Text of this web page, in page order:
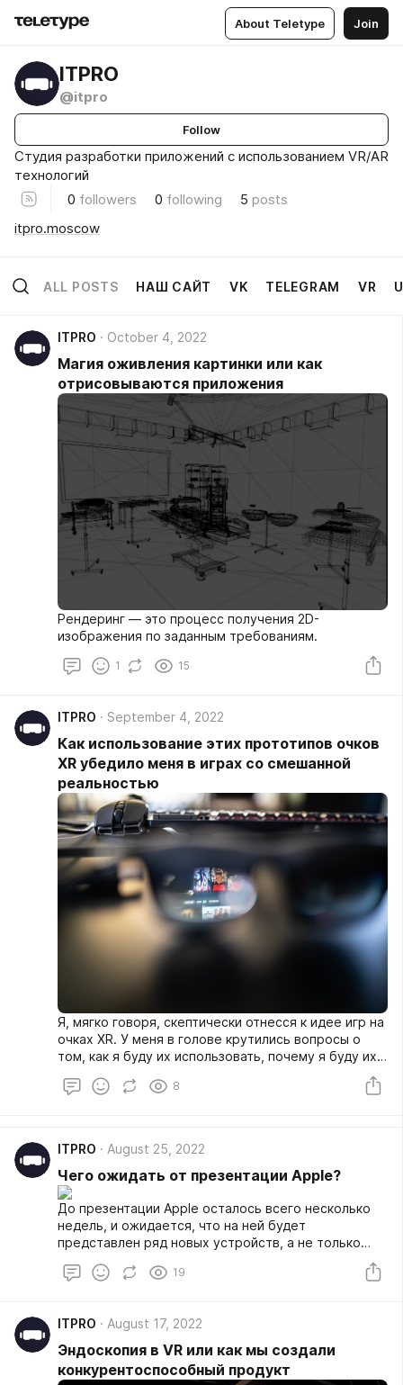
About Teletype Join
ITPRO
@itpro
Follow
Студия разработки приложений с использованием VR/AR
технологий
0 followers 0 following 5 posts
itpro.moscow
ALL POSTS НАШ САЙТ VK TELEGRAM VR
ITPRO October 4, 2022
Магия оживления картинки или как
отрисовываются приложения
Рендеринг — это процесс получения 2D-
изображения по заданным требованиям.
1 15
ITPRO September 4, 2022
Как использование этих прототипов очков
XR убедило меня в играх со смешанной
реальностью
Я, мягко говоря, скептически отнесся к идее игр на
очках XR. У меня в голове крутились вопросы о
том, как я буду их использовать, почему я буду их
8
ITPRO August 25, 2022
Чего ожидать от презентации Apple?
До презентации Apple осталось всего несколько
недель, и ожидается, что на ней будет
представлен ряд новых устройств, а не только
новый iPhone. Мы также нашли три (да, именно три)
новые модели Apple Watch и даже пару
19
ITPRO August 17, 2022
Эндоскопия в VR или как мы создали
конкурентоспособный продукт